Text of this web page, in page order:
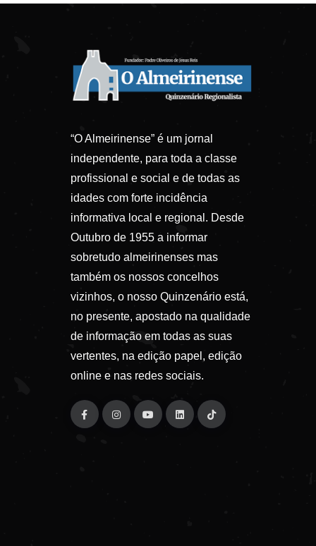
“O Almeirinense” é um jornal
independente, para toda a classe
profissional e social e de todas as
idades com forte incidência
informativa local e regional. Desde
Outubro de 1955 a informar
sobretudo almeirinenses mas
também os nossos concelhos
vizinhos, o nosso Quinzenário está,
no presente, apostado na qualidade
de informação em todas as suas
vertentes, na edição papel, edição
online e nas redes sociais.